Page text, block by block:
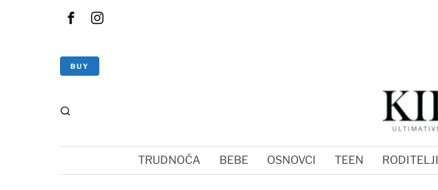
BUY
TRUDNOĆA BEBE OSNOVCI TEEN RODITELJI